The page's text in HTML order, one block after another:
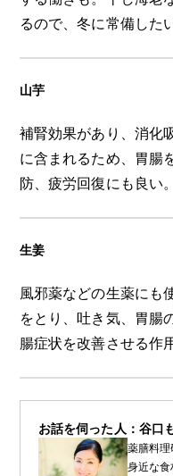
るので、冬に常備した
山芋
補腎効果があり、消化
に含まれるため、胃腸
防、疲労回復にも良い。
生姜
風邪薬などの生薬にも
をとり、吐き気、胃腸
腸症状を改善させる作
お話を伺った人：谷口
薬膳料理
身近な